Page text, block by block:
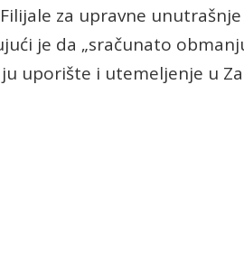
za upravne
je da „sračunato
uporište i utemeljenje u